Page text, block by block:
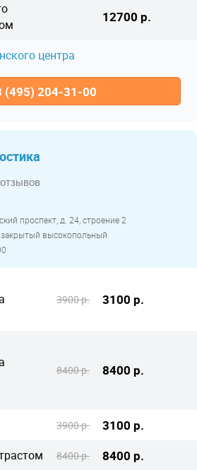
12700 р.
центра
(495) 204-31-00
проспект, д. 24, строение 2
закрытый высокопольный
3900 р. 3100 р.
8400 р. 8400 р.
3900 р. 3100 р.
8400 р. 8400 р.